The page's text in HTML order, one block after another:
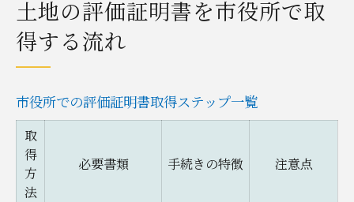
土地の評価証明書を市役所で取
得する流れ
市役所での評価証明書取得ステップ一覧
取
得
方
法
必要書類 手続きの特徴 注意点